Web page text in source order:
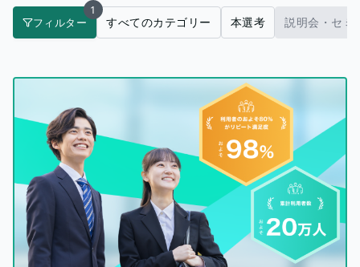
フィルター
1
すべてのカテゴリー 本選考 説明会・セミ